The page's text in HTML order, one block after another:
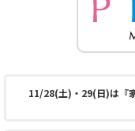
11/28(土)・29(日)は『